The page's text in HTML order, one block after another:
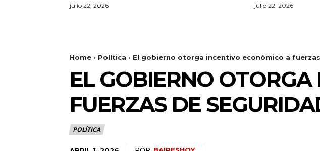
julio 22, 2026 julio 22, 2026